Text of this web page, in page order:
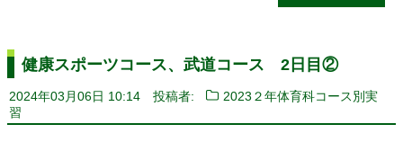
健康スポーツコース、武道コース 2日目②
2024年03月06日 10:14 投稿者:
2023２年体育科コース別実
習